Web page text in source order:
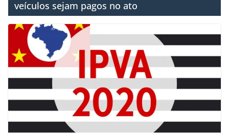
veículos sejam pagos no ato